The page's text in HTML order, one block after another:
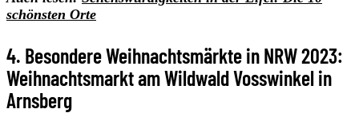
schönsten Orte
4. Besondere Weihnachtsmärkte in NRW 2023:
Weihnachtsmarkt am Wildwald Vosswinkel in
Arnsberg